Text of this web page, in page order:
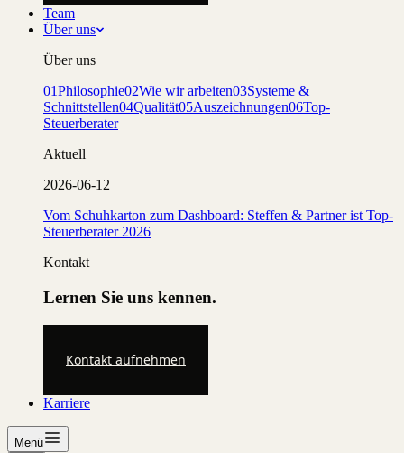
Team
Über uns
Über uns
01Philosophie02Wie wir arbeiten03Systeme &
Schnittstellen04Qualität05Auszeichnungen06Top-
Steuerberater
Aktuell
2026-06-12
Vom Schuhkarton zum Dashboard: Steffen & Partner ist Top-
Steuerberater 2026
Kontakt
Lernen Sie uns kennen.
Kontakt aufnehmen
Karriere
Menü